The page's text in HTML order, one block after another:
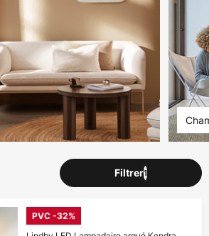
Filtrer1
PVC -32%
suppl. dès CHF 199
sur presque tout*
:WOW copier
En profiter
*Marques exclues